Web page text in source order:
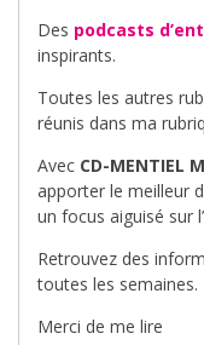
Des podcasts
inspirants.
Toutes les autres
réunis dans ma
Avec CD-MENTIEL
apporter le meilleur
un focus aiguisé sur
Retrouvez des
toutes les semaines.
Merci de me lire